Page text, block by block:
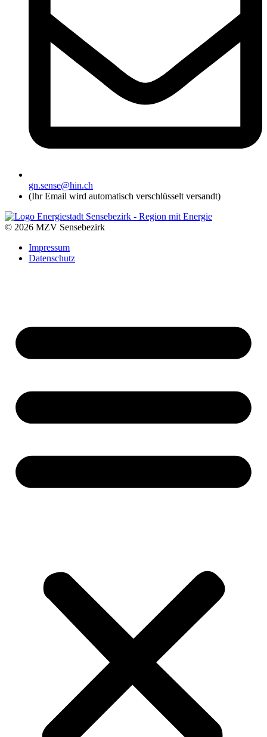
gn.sense@hin.ch
(Ihr Email wird automatisch verschlüsselt versandt)
© 2026 MZV Sensebezirk
Impressum
Datenschutz